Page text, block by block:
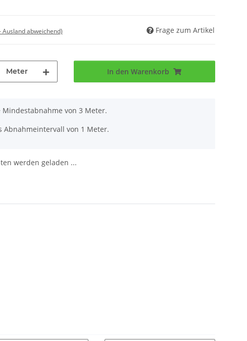
Ausland abweichend) Frage zum Artikel
Meter In den Warenkorb
von 3 Meter.
Abnahmeintervall von 1 Meter.
werden geladen ...